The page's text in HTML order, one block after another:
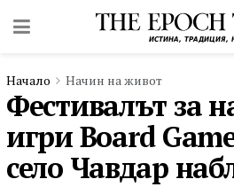
Начало Начин на живот
Фестивалът за
игри Воаrd
село Чавдар